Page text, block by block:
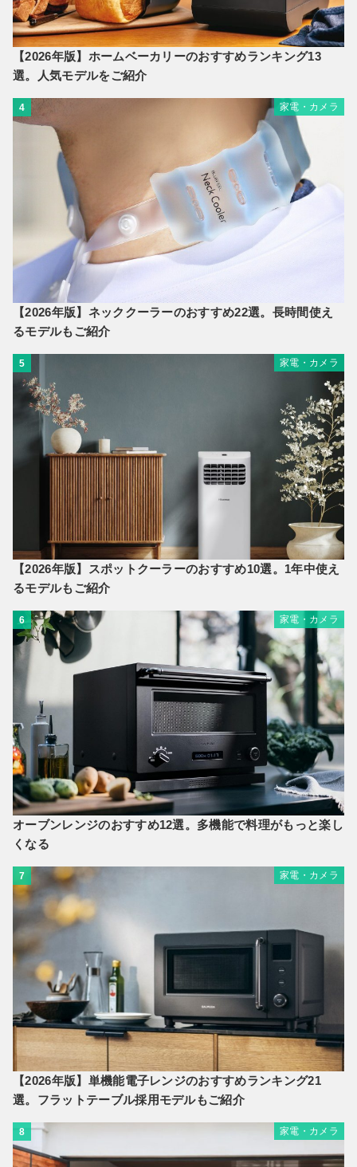
【2026年版】ホームベーカリーのおすすめランキング13
選。人気モデルをご紹介
4 家電・カメラ
【2026年版】ネッククーラーのおすすめ22選。長時間使え
るモデルもご紹介
5 家電・カメラ
【2026年版】スポットクーラーのおすすめ10選。1年中使え
るモデルもご紹介
6 家電・カメラ
オーブンレンジのおすすめ12選。多機能で料理がもっと楽し
くなる
7 家電・カメラ
【2026年版】単機能電子レンジのおすすめランキング21
選。フラットテーブル採用モデルもご紹介
8 家電・カメラ